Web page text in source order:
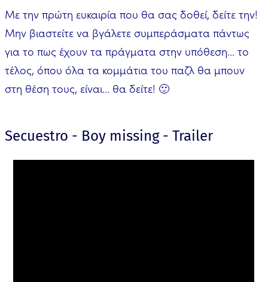
Με την πρώτη ευκαιρία που θα σας δοθεί, δείτε την!
Μην βιαστείτε να βγάλετε συμπεράσματα πάντως
για το πως έχουν τα πράγματα στην υπόθεση... το
τέλος, όπου όλα τα κομμάτια του παζλ θα μπουν
στη θέση τους, είναι... θα δείτε! 🙂
Secuestro - Boy missing - Trailer